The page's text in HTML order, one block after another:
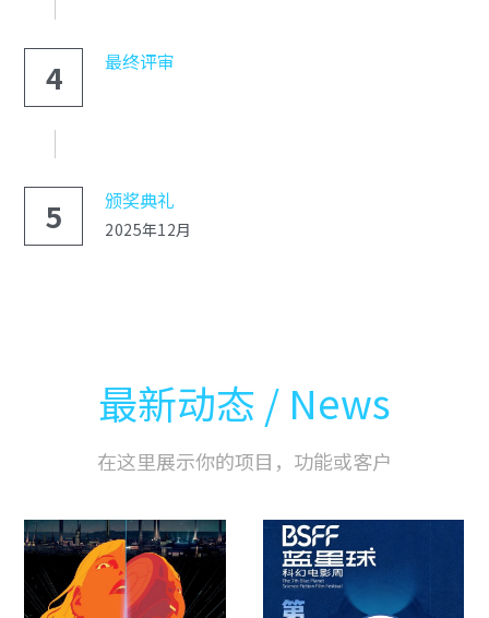
4 最终评审
5 颁奖典礼
2025年12月
最新动态 / News
在这里展示你的项目，功能或客户